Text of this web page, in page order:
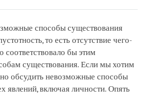
способы существования
то есть отсутствие чего-
соответствовало бы этим
существования. Если мы хотим
обсудить невозможные способы
явлений, включая личности. Опять